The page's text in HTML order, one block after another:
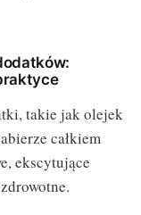
takie jak olejek
całkiem
ekscytujące